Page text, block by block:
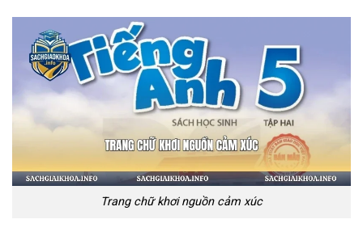
Trang chữ khơi nguồn cảm xúc